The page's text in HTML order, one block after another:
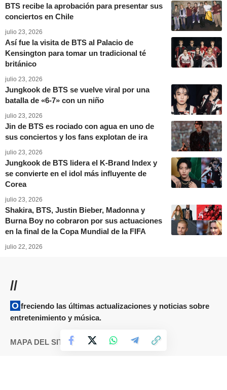
BTS recibe la aprobación para presentar sus
conciertos en Chile
julio 23, 2026
Así fue la visita de BTS al Palacio de
Kensington para tomar un tradicional té
británico
julio 23, 2026
Jungkook de BTS se vuelve viral por una
batalla de «6-7» con un niño
julio 23, 2026
Jin de BTS es rociado con agua en uno de
sus conciertos y los fans explotan de ira
julio 23, 2026
Jungkook de BTS lidera el K-Brand Index y
se convierte en el idol más influyente de
Corea
julio 23, 2026
Shakira, BTS, Justin Bieber, Madonna y
Burna Boy no cobraron por sus actuaciones
en la final de la Copa Mundial de la FIFA
julio 22, 2026
//
Ofreciendo las últimas actualizaciones y noticias sobre
entretenimiento y música.
MAPA DEL SITIO